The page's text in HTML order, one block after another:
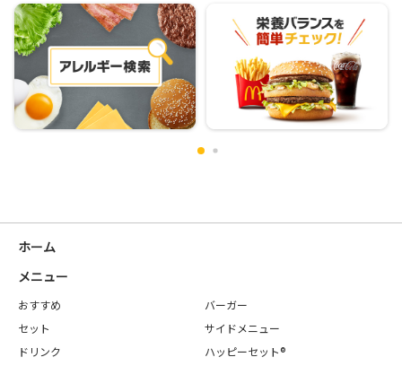
ホーム
メニュー
おすすめ
バーガー
セット
サイドメニュー
ドリンク
ハッピーセット®